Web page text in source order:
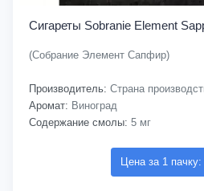
Сигареты Sobranie Element
(Собрание Элемент Сапфир)
Производитель: Страна
Аромат: Виноград
Содержание смолы: 5 мг
Цена за 1